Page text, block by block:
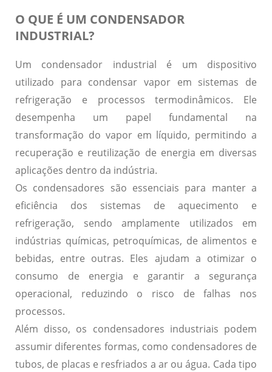
O QUE É UM CONDENSADOR
INDUSTRIAL?
Um condensador industrial é um dispositivo
utilizado para condensar vapor em sistemas de
refrigeração e processos termodinâmicos. Ele
desempenha um papel fundamental na
transformação do vapor em líquido, permitindo a
recuperação e reutilização de energia em diversas
aplicações dentro da indústria.
Os condensadores são essenciais para manter a
eficiência dos sistemas de aquecimento e
refrigeração, sendo amplamente utilizados em
indústrias químicas, petroquímicas, de alimentos e
bebidas, entre outras. Eles ajudam a otimizar o
consumo de energia e garantir a segurança
operacional, reduzindo o risco de falhas nos
processos.
Além disso, os condensadores industriais podem
assumir diferentes formas, como condensadores de
tubos, de placas e resfriados a ar ou água. Cada tipo